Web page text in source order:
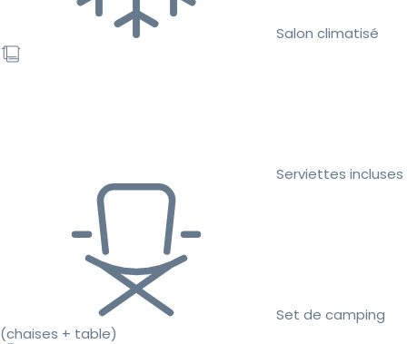
Salon climatisé
Serviettes incluses
Set de camping
(chaises + table)